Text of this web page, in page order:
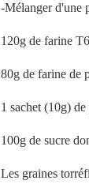
-Mélanger d'une
120g de farine
80g de farine de
1 sachet (10g)
100g de sucre
Les graines